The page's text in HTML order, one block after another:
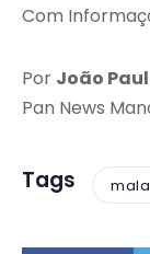
Com
Por João
Pan News
Tags